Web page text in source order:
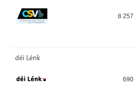
8 257
déi Lénk
690